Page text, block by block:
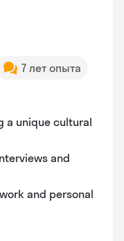
7 лет опыта
a unique cultural
and
and personal